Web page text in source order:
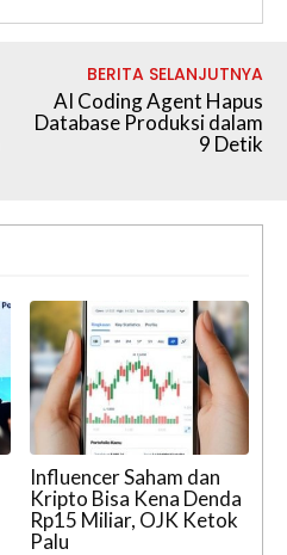
BERITA SELANJUTNYA
AI Coding Agent Hapus
Database Produksi dalam
9 Detik
Influencer Saham dan
Kripto Bisa Kena Denda
Rp15 Miliar, OJK Ketok
Palu